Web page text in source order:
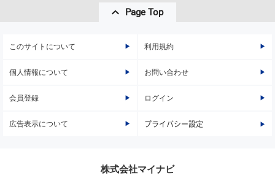
Page Top
このサイトについて 利用規約
個人情報について お問い合わせ
会員登録 ログイン
広告表示について プライバシー設定
株式会社マイナビ